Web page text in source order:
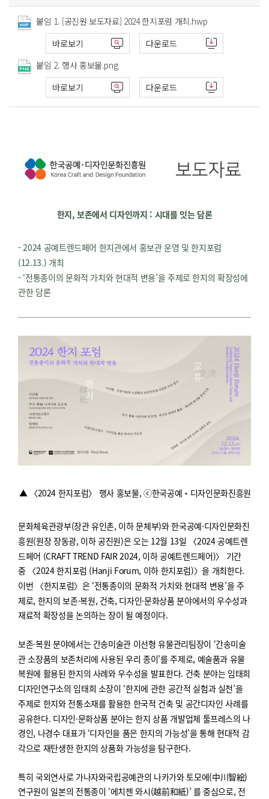
붙임 1. [공진원 보도자료] 2024 한지포럼 개최.hwp
바로보기
다운로드
붙임 2. 행사 홍보물.png
바로보기
다운로드
한지, 보존에서 디자인까지 : 시대를 잇는 담론
- 2024 공예트렌드페어 한지관에서 홍보관 운영 및 한지포럼
(12.13.) 개최
- ‘전통종이의 문화적 가치와 현대적 변용’을 주제로 한지의 확장성에
관한 담론
▲ 〈2024 한지포럼〉 행사 홍보물, ⓒ한국공예‧디자인문화진흥원
문화체육관광부(장관 유인촌, 이하 문체부)와 한국공예·디자인문화진
흥원(원장 장동광, 이하 공진원)은 오는 12월 13일 〈2024공예트렌
드페어 (CRAFT TREND FAIR 2024, 이하 공예트렌드페어)〉 기간
중 〈2024한지포럼 (Hanji Forum, 이하 한지포럼)〉을 개최한다.
이번 〈한지포럼〉 은 ‘전통종이의 문화적 가치와 현대적 변용’을 주
제로, 한지의 보존·복원, 건축, 디자인·문화상품 분야에서의 우수성과
재료적 확장성을 논의하는 장이 될 예정이다.
보존·복원 분야에서는 간송미술관 이선형 유물관리팀장이 ‘간송미술
관 소장품의 보존처리에 사용된 우리 종이’를 주제로, 예술품과 유물
복원에 활용된 한지의 사례와 우수성을 발표한다. 건축 분야는 임태희
디자인연구소의 임태희 소장이 ‘한지에 관한 공간적 실험과 실천’을
주제로 한지와 전통소재를 활용한 한국적 건축 및 공간디자인 사례를
공유한다. 디자인·문화상품 분야는 한지 상품 개발업체 툴프레스의 나
경인, 나경수 대표가 ‘디자인을 품은 한지의 가능성’을 통해 현대적 감
각으로 재탄생한 한지의 상품화 가능성을 탐구한다.
특히 국외연사로 가나자와국립공예관의 나카가와 토모에(中川智絵)
연구원이 일본의 전통종이 ‘에치젠 와시(越前和紙)’ 를 중심으로, 전